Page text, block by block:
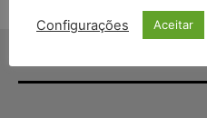
Configurações Aceitar